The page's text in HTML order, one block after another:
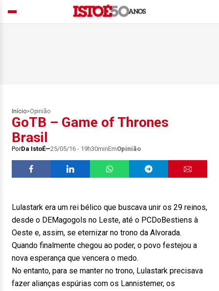
Início>Opinião
GoTB – Game of Thrones
Brasil
PorDa IstoÉ 25/05/16 - 19h30minEmOpinião
Lulastark era um rei bélico que buscava unir os 29 reinos,
desde o DEMagogols no Leste, até o PCDoBestiens à
Oeste e, assim, se eternizar no trono da Alvorada.
Quando finalmente chegou ao poder, o povo festejou a
nova esperança que vencera o medo.
No entanto, para se manter no trono, Lulastark precisava
fazer alianças espúrias com os Lannistemer, os